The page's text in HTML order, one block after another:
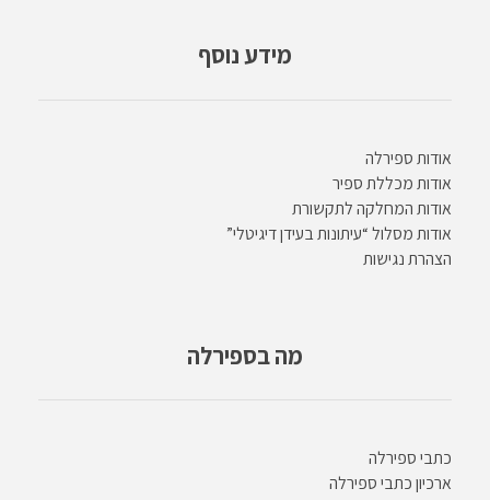
מידע נוסף
אודות ספירלה
אודות מכללת ספיר
אודות המחלקה לתקשורת
אודות מסלול “עיתונות בעידן דיגיטלי”
הצהרת נגישות
מה בספירלה
כתבי ספירלה
ארכיון כתבי ספירלה